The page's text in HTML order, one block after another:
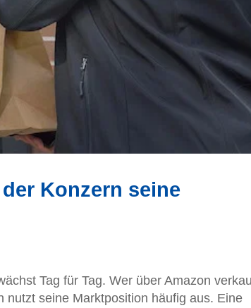
Konzern seine
Tag für Tag. Wer über Amazon
nutzt seine Marktposition häufig aus. Eine